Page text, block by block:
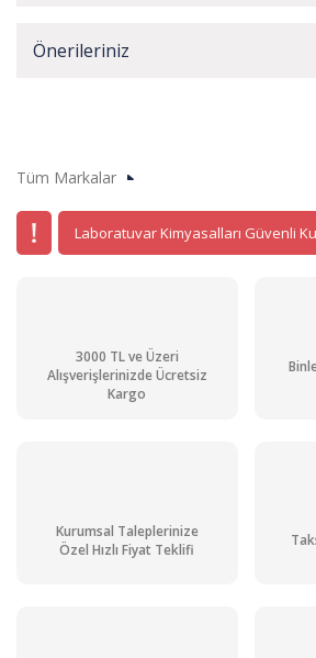
Önerileriniz
Tüm Markalar
Laboratuvar Kimyasalları Güvenli
3000 TL ve Üzeri
Alışverişlerinizde Ücretsiz
Kargo
Kurumsal Taleplerinize
Özel Hızlı Fiyat Teklifi